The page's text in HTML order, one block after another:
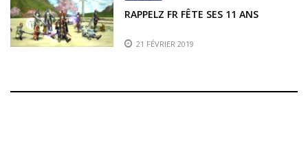
RAPPELZ FR FÊTE SES 11 ANS
21 FÉVRIER 2019